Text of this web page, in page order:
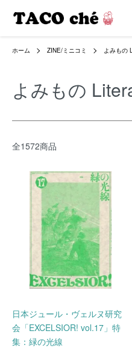
ホーム ZINE/ミニコミ よみもの
よみもの
全1572商品
日本ジュール・ヴェルヌ研究
会「EXCELSIOR! vol.17」特
集：緑の光線